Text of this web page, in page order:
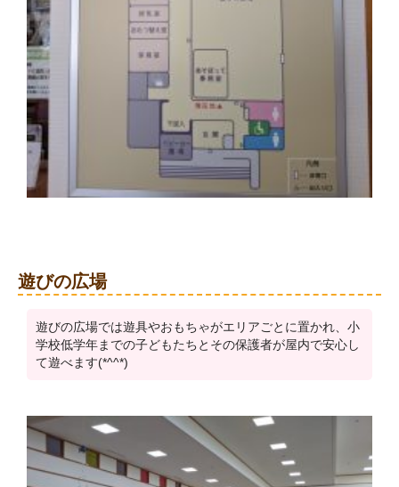
遊びの広場
遊びの広場では遊具やおもちゃがエリアごとに置かれ、小
学校低学年までの子どもたちとその保護者が屋内で安心し
て遊べます(*^^*)